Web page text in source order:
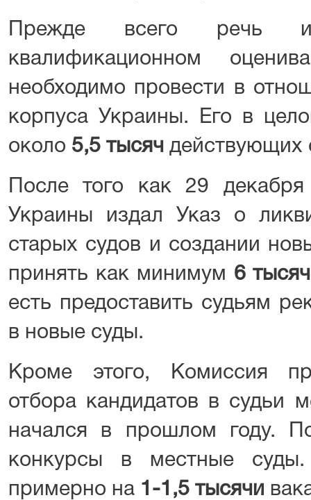
Прежде всего речь
квалификационном
необходимо провести в
корпуса Украины. Его в
около 5,5 тысяч действующих
После того как 29
Украины издал Указ о
старых судов и создании
принять как минимум 6 тысяч
есть предоставить судьям
в новые суды.
Кроме этого, Комиссия
отбора кандидатов в судьи
начался в прошлом году.
конкурсы в местные
примерно на 1-1,5 тысячи